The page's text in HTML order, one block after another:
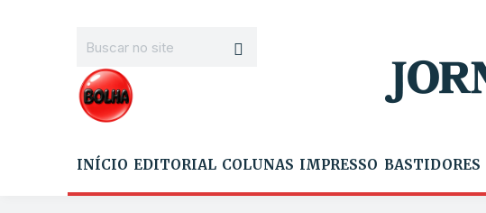
INÍCIO EDITORIAL COLUNAS IMPRESSO BASTIDORES